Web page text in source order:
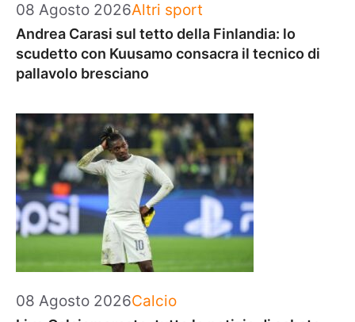
08 Agosto 2026Categorie
Altri sport
Andrea Carasi sul tetto della Finlandia: lo
scudetto con Kuusamo consacra il tecnico di
pallavolo bresciano
08 Agosto 2026Categorie
Calcio